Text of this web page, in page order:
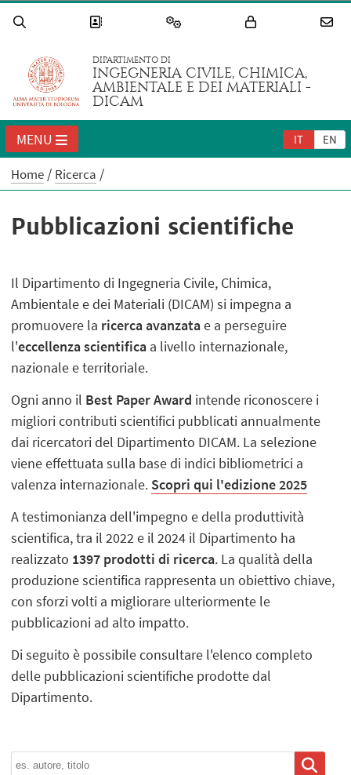
DIPARTIMENTO DI
INGEGNERIA CIVILE, CHIMICA,
AMBIENTALE E DEI MATERIALI -
DICAM
IT EN
MENU
Home Ricerca
Pubblicazioni scientifiche
Il Dipartimento di Ingegneria Civile, Chimica,
Ambientale e dei Materiali (DICAM) si impegna a
promuovere la ricerca avanzatae a perseguire
l'eccellenza scientifica a livello internazionale,
nazionale e territoriale.
Ogni anno il Best Paper Award intende riconoscere i
migliori contributi scientifici pubblicati annualmente
dai ricercatori del Dipartimento DICAM. La selezione
viene effettuata sulla base di indici bibliometrici a
valenza internazionale. Scopri qui l'edizione 2025
A testimonianza dell'impegno e della produttività
scientifica, tra il 2022 e il 2024 il Dipartimento ha
realizzato 1397 prodotti di ricerca. La qualità della
produzione scientifica rappresenta un obiettivo chiave,
con sforzi volti a migliorare ulteriormente le
pubblicazioni ad alto impatto.
Di seguito è possibile consultare l'elenco completo
delle pubblicazioni scientifiche prodotte dal
Dipartimento.